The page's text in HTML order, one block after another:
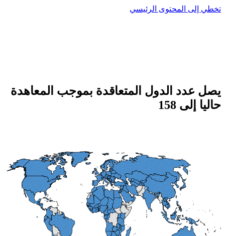
تخطي إلى المحتوى الرئيسي
يصل عدد الدول المتعاقدة بموجب المعاهدة
حاليا إلى 158